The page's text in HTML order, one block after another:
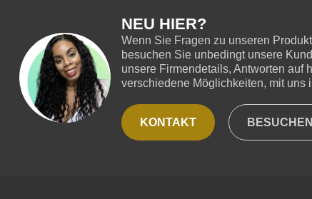
NEU HIER?
Wenn Sie Fragen zu unseren
besuchen Sie unbedingt unsere
unsere Firmendetails, Antworten auf
verschiedene Möglichkeiten, mit uns
KONTAKT